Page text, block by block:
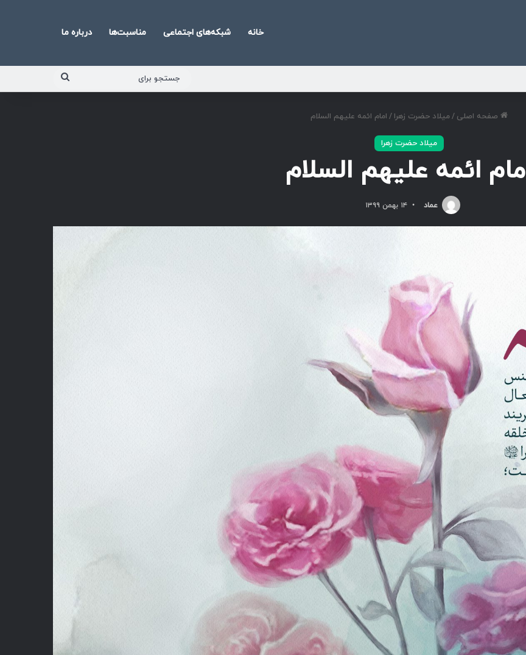
خانه شبکه‌های اجتماعی مناسبت‌ها درباره ما
صفحه اصلی /میلاد حضرت زهرا / امام ائمه علیهم السلام
میلاد حضرت زهرا
ائمه علیهم السلام
عماد ۱۴ بهمن ۱۳۹۹